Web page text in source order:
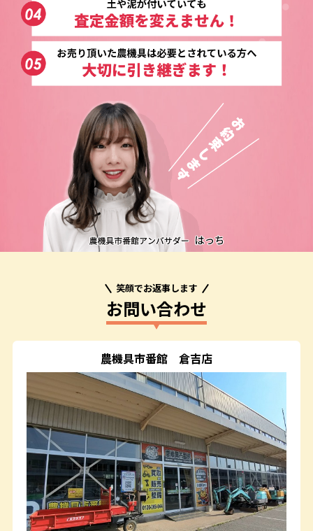
笑顔でお返事します
お問い合わせ
農機具市番館 倉吉店